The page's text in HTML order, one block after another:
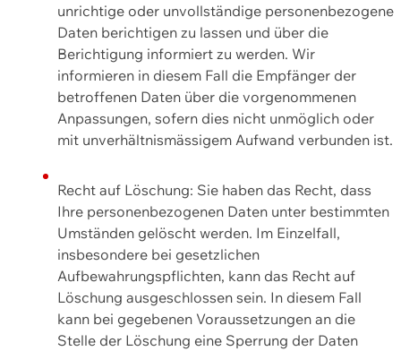
unrichtige oder unvollständige personenbezogene
Daten berichtigen zu lassen und über die
Berichtigung informiert zu werden. Wir
informieren in diesem Fall die Empfänger der
betroffenen Daten über die vorgenommenen
Anpassungen, sofern dies nicht unmöglich oder
mit unverhältnismässigem Aufwand verbunden ist.
Recht auf Löschung: Sie haben das Recht, dass
Ihre personenbezogenen Daten unter bestimmten
Umständen gelöscht werden. Im Einzelfall,
insbesondere bei gesetzlichen
Aufbewahrungspflichten, kann das Recht auf
Löschung ausgeschlossen sein. In diesem Fall
kann bei gegebenen Voraussetzungen an die
Stelle der Löschung eine Sperrung der Daten